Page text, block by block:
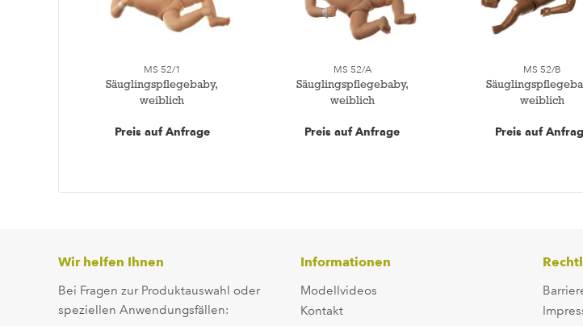
MS 52/1
Säuglingspflegebaby,
weiblich
Preis auf Anfrage
MS 52/A
Säuglingspflegebaby,
weiblich
Preis auf Anfrage
MS 52/B
weiblich
Preis auf
Wir helfen Ihnen
Bei Fragen zur Produktauswahl oder
speziellen Anwendungsfällen:
Informationen
Modellvideos
Kontakt